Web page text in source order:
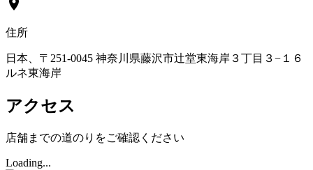
住所
日本、〒251-0045 神奈川県藤沢市辻堂東海岸３丁目３−１６
ルネ東海岸
アクセス
店舗までの道のりをご確認ください
Loading...